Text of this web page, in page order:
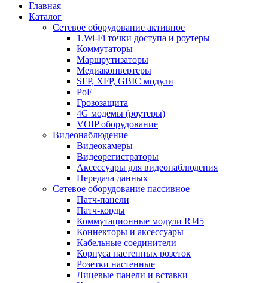
Главная
Каталог
Сетевое оборудование активное
1.Wi-Fi точки доступа и роутеры
Коммутаторы
Маршрутизаторы
Медиаконвертеры
SFP, XFP, GBIC модули
PoE
Грозозащита
4G модемы (роутеры)
VOIP оборудование
Видеонаблюдение
Видеокамеры
Видеорегистраторы
Аксессуары для видеонаблюдения
Передача данных
Сетевое оборудование пассивное
Патч-панели
Патч-корды
Коммутационные модули RJ45
Коннекторы и аксессуары
Кабельные соединители
Корпуса настенных розеток
Розетки настенные
Лицевые панели и вставки